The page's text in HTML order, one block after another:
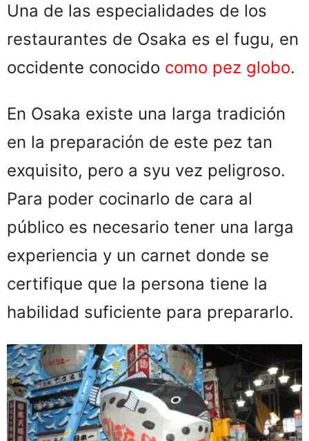
Una de las especialidades de los
restaurantes de Osaka es el fugu, en
occidente conocido como pez globo.
En Osaka existe una larga tradición
en la preparación de este pez tan
exquisito, pero a syu vez peligroso.
Para poder cocinarlo de cara al
público es necesario tener una larga
experiencia y un carnet donde se
certifique que la persona tiene la
habilidad suficiente para prepararlo.